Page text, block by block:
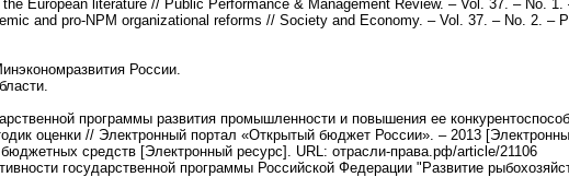
European literature // Public Performance & Management Review. – Vol. 37. – No. 1.
and pro-NPM organizational reforms // Society and Economy. – Vol. 37. – No. 2. –
России.
программы развития промышленности и повышения ее
оценки // Электронный портал «Открытый бюджет России». – 2013
средств [Электронный ресурс]. URL: отрасли-права.рф/article/21106
государственной программы Российской Федерации "Развитие